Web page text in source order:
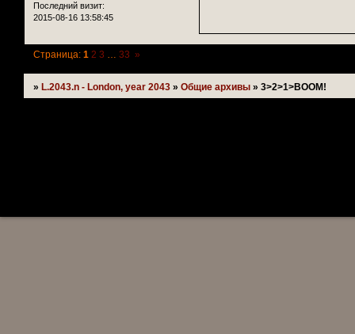
Последний визит:
2015-08-16 13:58:45
Страница:1 2 3 … 33 »
»L.2043.n - London, year 2043 »Общие архивы »3>2>1>BOOM!